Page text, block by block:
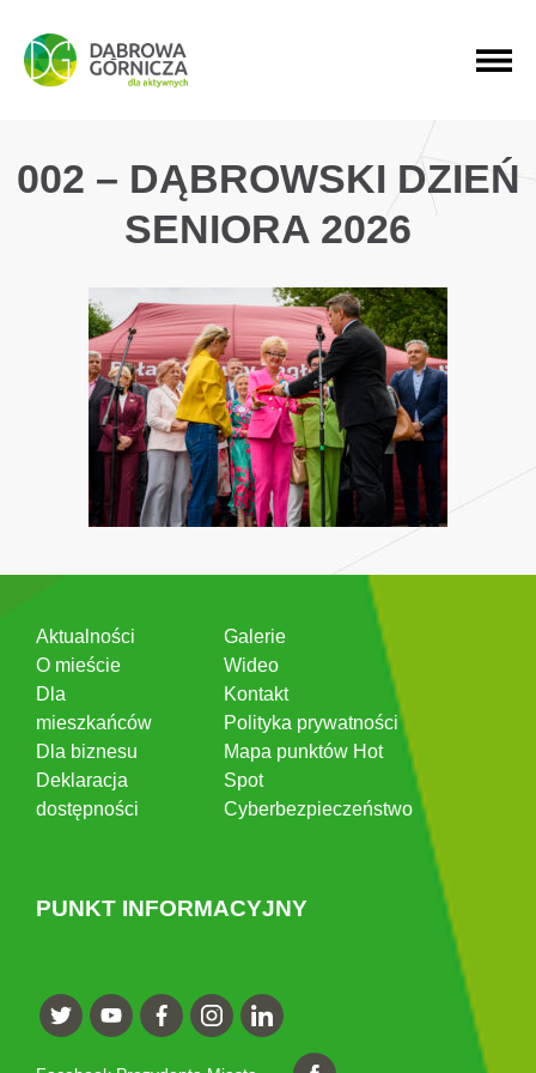
PRZEJDŹ DO MENU GŁÓWNEGO
PRZEJDŹ DO WYSZUKIWARKI
PRZEJDŹ DO TREŚCI
002 – DĄBROWSKI DZIEŃ
SENIORA 2026
Aktualności
O mieście
Dla
mieszkańców
Dla biznesu
Deklaracja
dostępności
Galerie
Wideo
Kontakt
Polityka prywatności
Mapa punktów Hot
Spot
Cyberbezpieczeństwo
PUNKT INFORMACYJNY